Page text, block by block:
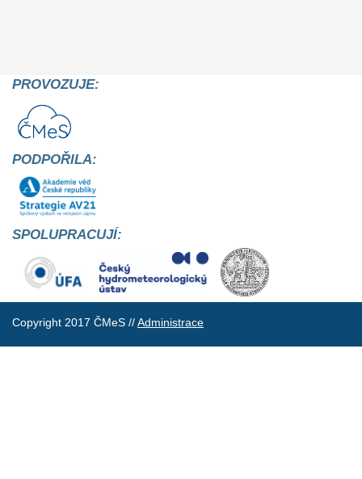
PROVOZUJE:
PODPOŘILA:
SPOLUPRACUJÍ:
Copyright 2017 ČMeS //Administrace